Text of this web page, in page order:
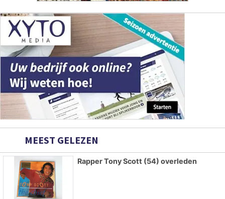
MEEST GELEZEN
Rapper Tony Scott (54) overleden